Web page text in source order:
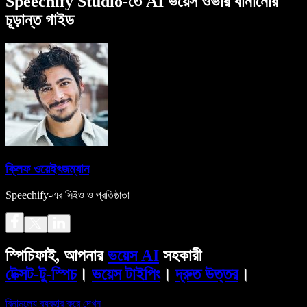
চূড়ান্ত গাইড
ক্লিফ ওয়েইৎজম্যান
Speechify-এর সিইও ও প্রতিষ্ঠাতা
স্পিচিফাই, আপনারভয়েস AI সহকারী
টেক্সট-টু-স্পিচ। ভয়েস টাইপিং।দ্রুত উত্তর।
বিনামূল্যে ব্যবহার করে দেখুন